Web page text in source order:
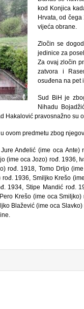
kod Konjica
Hrvata, od
vijeća obrane.
Zločin se
jedinice za
Za ovaj zločin
zatvora i
osuđena na pet
Sud BiH je
Nihadu
Hakalović pravosnažno su
ovom predmetu zbog
Anđelić (ime oca
(ime oca Jozo) rođ. 1936,
rođ. 1918, Tomo Drljo
1936, Smiljko Krešo
1934, Stipe Mandić rođ.
Krešo (ime oca
Blažević (ime oca